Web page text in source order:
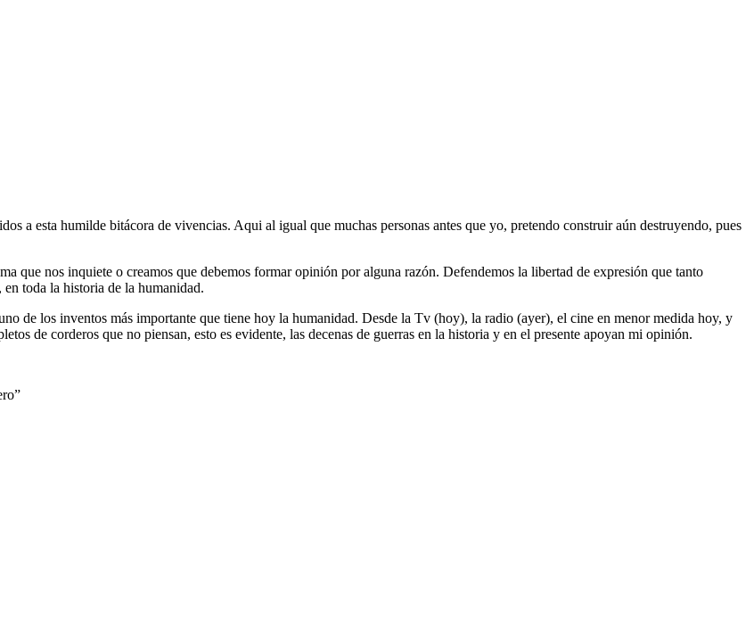
a esta humilde bitácora de vivencias. Aqui al igual que muchas personas antes que yo, pretendo construir aún destruyendo, pues
que nos inquiete o creamos que debemos formar opinión por alguna razón. Defendemos la libertad de expresión que tanto
toda la historia de la humanidad.
de los inventos más importante que tiene hoy la humanidad. Desde la Tv (hoy), la radio (ayer), el cine en menor medida hoy, y
de corderos que no piensan, esto es evidente, las decenas de guerras en la historia y en el presente apoyan mi opinión.